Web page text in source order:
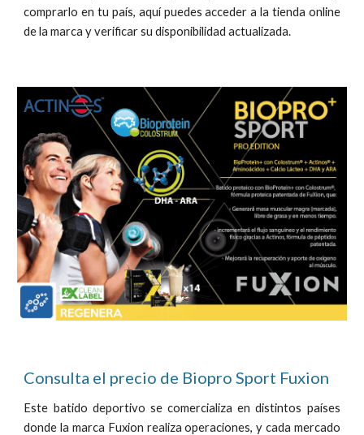
comprarlo en tu país, aquí puedes acceder a la tienda online
de la marca y verificar su disponibilidad actualizada.
Consulta el precio de Biopro Sport Fuxion
Este batido deportivo se comercializa en distintos países
donde la marca Fuxion realiza operaciones,y cada mercado